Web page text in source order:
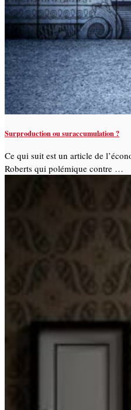
Surproduction ou suraccumulation ?
Ce qui suit est un article de
Roberts qui polémique contre …